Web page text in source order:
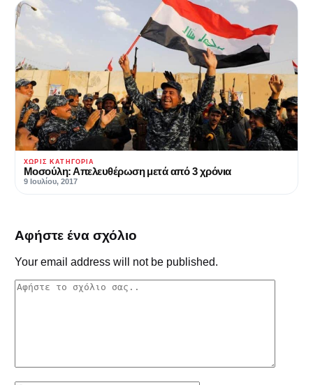
ΧΩΡΊΣ ΚΑΤΗΓΟΡΊΑ
Μοσούλη: Απελευθέρωση μετά από 3 χρόνια
9 Ιουλίου, 2017
Αφήστε ένα σχόλιο
Your email address will not be published.